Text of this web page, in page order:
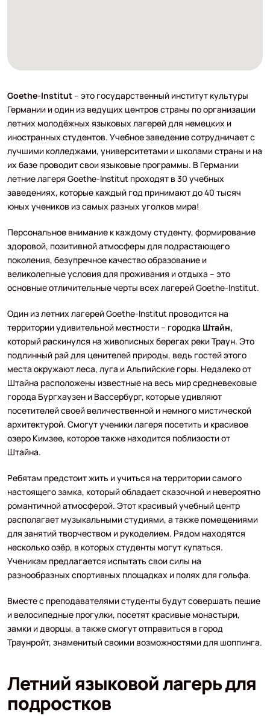
Goethe-Institut– это государственный институт культуры
Германии и один из ведущих центров страны по организации
летних молодёжных языковых лагерей для немецких и
иностранных студентов. Учебное заведение сотрудничает с
лучшими колледжами, университетами и школами страны и на
их базе проводит свои языковые программы. В Германии
летние лагеря Goethe-Institut проходят в 30 учебных
заведениях, которые каждый год принимают до 40 тысяч
юных учеников из самых разных уголков мира!
Персональное внимание к каждому студенту, формирование
здоровой, позитивной атмосферы для подрастающего
поколения, безупречное качество образование и
великолепные условия для проживания и отдыха – это
основные отличительные черты всех лагерей Goethe-Institut.
Один из летних лагерей Goethe-Institut проводится на
территории удивительной местности – городка Штайн,
который раскинулся на живописных берегах реки Траун. Это
подлинный рай для ценителей природы, ведь гостей этого
места окружают леса, луга и Альпийские горы. Недалеко от
Штайна расположены известные на весь мир средневековые
города Бургхаузен и Вассербург, которые удивляют
посетителей своей величественной и немного мистической
архитектурой. Смогут ученики лагеря посетить и красивое
озеро Кимзее, которое также находится поблизости от
Штайна.
Ребятам предстоит жить и учиться на территории самого
настоящего замка, который обладает сказочной и невероятно
романтичной атмосферой. Этот красивый учебный центр
располагает музыкальными студиями, а также помещениями
для занятий творчеством и рукоделием. Рядом находятся
несколько озёр, в которых студенты могут купаться.
Ученикам предлагается испытать свои силы на
разнообразных спортивных площадках и полях для гольфа.
Вместе с преподавателями студенты будут совершать пешие
и велосипедные прогулки, посетят красивые монастыри,
замки и дворцы, а также смогут отправиться в город
Траунройт, знаменитый своими возможностями для шоппинга.
Летний языковой лагерь для
подростков